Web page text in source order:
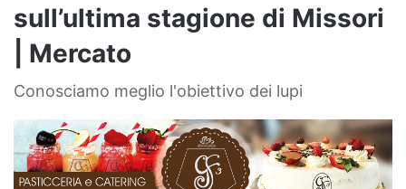
sull’ultima stagione di Missori
| Mercato
Conosciamo meglio l'obiettivo dei lupi